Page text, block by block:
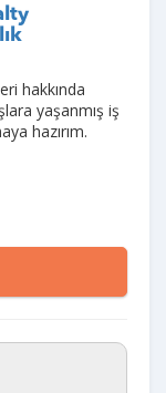
hakkında
yaşanmış iş
hazırım.